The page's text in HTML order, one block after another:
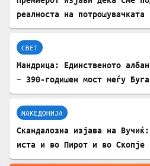
реалноста на
СВЕТ
Мандрица: Единственото
– 390-годишен мост меѓу
МАКЕДОНИЈА
Скандалозна изјава на
иста и во Пирот и во Скопје